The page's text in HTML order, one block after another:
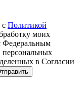
с Политикой
моих
Федеральным
в Согласии